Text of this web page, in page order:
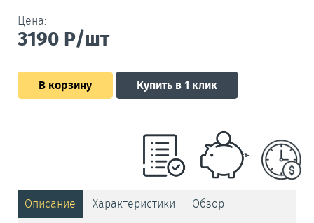
Цена:
3190 Р/шт
В корзину Купить в 1 клик
Описание Характеристики Обзор